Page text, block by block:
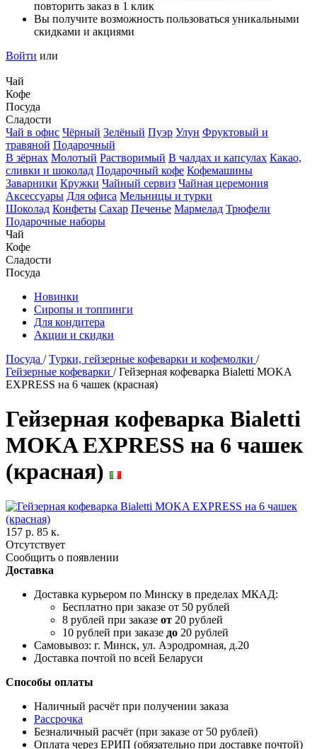
повторить заказ в 1 клик
Вы получите возможность пользоваться уникальными
скидками и акциями
Войти или
Чай
Кофе
Посуда
Сладости
Чай в офис Чёрный Зелёный Пуэр Улун Фруктовый и
травяной Подарочный
В зёрнах Молотый Растворимый В чалдах и капсулах Какао,
сливки и шоколад Подарочный кофе Кофемашины
Заварники Кружки Чайный сервиз Чайная церемония
Аксессуары Для офиса Мельницы и турки
Шоколад Конфеты Сахар Печенье Мармелад Трюфели
Подарочные наборы
Чай
Кофе
Сладости
Посуда
Новинки
Сиропы и топпинги
Для кондитера
Акции и скидки
Посуда /Турки, гейзерные кофеварки и кофемолки /
Гейзерные кофеварки /Гейзерная кофеварка Bialetti MOKA
EXPRESS на 6 чашек (красная)
Гейзерная кофеварка Bialetti
MOKA EXPRESS на 6 чашек
(красная)
157 р. 85 к.
Отсутствует
Сообщить о появлении
Доставка
Доставка курьером по Минску в пределах МКАД:
Бесплатно при заказе от 50 рублей
8 рублей при заказе от 20 рублей
10 рублей при заказе до 20 рублей
Самовывоз: г. Минск, ул. Аэродромная, д.20
Доставка почтой по всей Беларуси
Способы оплаты
Наличный расчёт при получении заказа
Рассрочка
Безналичный расчёт (при заказе от 50 рублей)
Оплата через ЕРИП (обязательно при доставке почтой)